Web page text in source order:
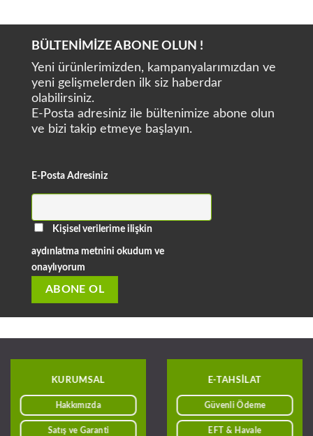
BÜLTENİMİZE ABONE OLUN !
Yeni ürünlerimizden, kampanyalarımızdan ve
yeni gelişmelerden ilk siz haberdar
olabilirsiniz.
E-Posta adresiniz ile bültenimize abone olun
ve bizi takip etmeye başlayın.
E-Posta Adresiniz
Kişisel verilerime ilişkin
aydınlatma metnini okudum ve
onaylıyorum
KURUMSAL
Hakkımızda
Satış ve Garanti
E-TAHSILAT
Güvenli Ödeme
EFT & Havale